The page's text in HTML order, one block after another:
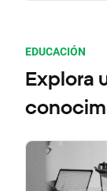
EDUCACIÓN
Explora